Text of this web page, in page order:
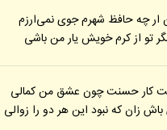
ار چه حافظ شهرم جوی نمی‌ارزم
تو از کرم خویش یار من باشی
کار حسنت چون عشق من کمالی
زان که نبود این هر دو را زوالی